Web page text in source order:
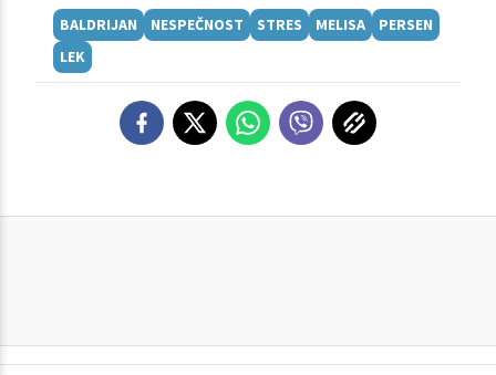
BALDRIJAN NESPEČNOST STRES MELISA
PERSEN
LEK